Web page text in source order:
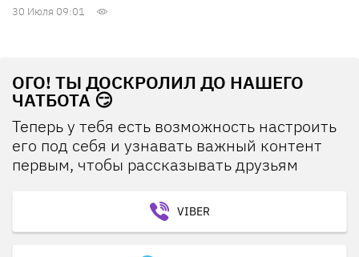
30 Июля 09:01
ОГО! ТЫ ДОСКРОЛИЛ ДО НАШЕГО
ЧАТБОТА 😏
Теперь у тебя есть возможность настроить
его под себя и узнавать важный контент
первым, чтобы рассказывать друзьям
VIBER